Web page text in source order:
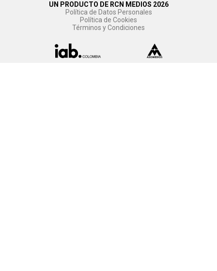
UN PRODUCTO DE RCN MEDIOS 2026
Política de Datos Personales
Política de Cookies
Términos y Condiciones